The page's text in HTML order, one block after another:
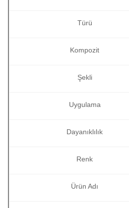
Türü
Kompozit
Şekli
Uygulama
Dayanıklılık
Renk
Ürün Adı